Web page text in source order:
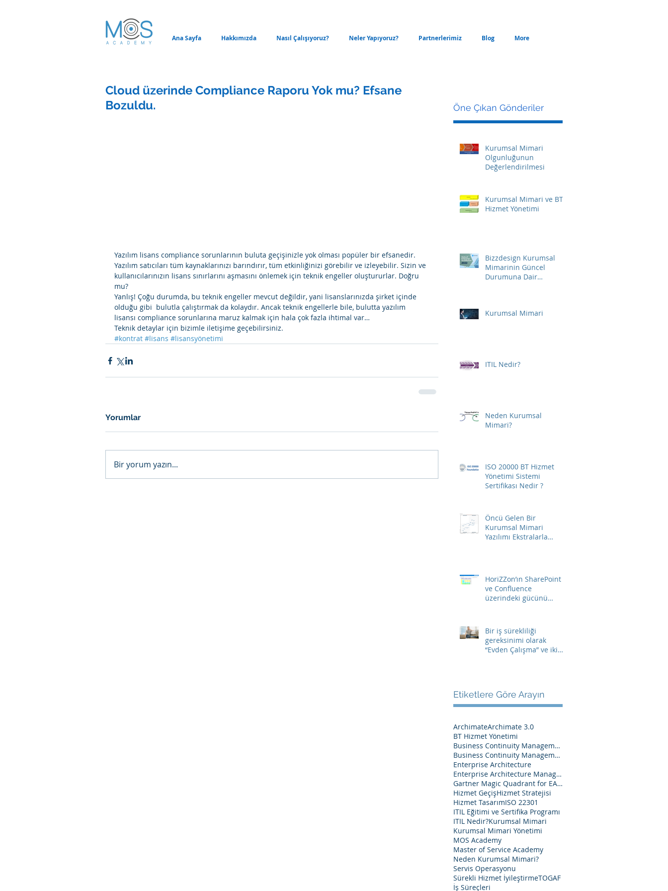
Ana Sayfa Hakkımızda Nasıl Çalışıyoruz? Neler Yapıyoruz? Partnerlerimiz Blog More
Cloud üzerinde Compliance Raporu Yok mu? Efsane
Bozuldu.
Yazılım lisans compliance sorunlarının buluta geçişinizle yok olması popüler bir efsanedir.
Yazılım satıcıları tüm kaynaklarınızı barındırır, tüm etkinliğinizi görebilir ve izleyebilir. Sizin ve
kullanıcılarınızın lisans sınırlarını aşmasını önlemek için teknik engeller oluştururlar. Doğru
mu?
Yanlış! Çoğu durumda, bu teknik engeller mevcut değildir, yani lisanslarınızda şirket içinde
olduğu gibi  bulutla çalıştırmak da kolaydır. Ancak teknik engellerle bile, bulutta yazılım
lisansı compliance sorunlarına maruz kalmak için hala çok fazla ihtimal var…
Teknik detaylar için bizimle iletişime geçebilirsiniz.
#kontrat #lisans #lisansyönetimi
Yorumlar
Bir yorum yazın...
Öne Çıkan Gönderiler
Kurumsal Mimari
Olgunluğunun
Değerlendirilmesi
Kurumsal Mimari ve BT
Hizmet Yönetimi
Bizzdesign Kurumsal
Mimarinin Güncel
Durumuna Dair
Kurumsal Mimari
ITIL Nedir?
Neden Kurumsal
Mimari?
ISO 20000 BT Hizmet
Yönetimi Sistemi
Sertifikası Nedir ?
Öncü Gelen Bir
Kurumsal Mimari
Yazılımı Ekstralarla
HoriZZon’ın SharePoint
ve Confluence
üzerindeki gücünü
Bir iş sürekliliği
gereksinimi olarak
“Evden Çalışma”​ ve iki
Etiketlere Göre Arayın
ArchimateArchimate 3.0
BT Hizmet Yönetimi
Business Continuity Management
Business Continuity Management System
Enterprise Architecture
Enterprise Architecture Management
Gartner Magic Quadrant for EA Tools 2020
Hizmet GeçişHizmet Stratejisi
Hizmet TasarımISO 22301
ITIL Eğitimi ve Sertifika Programı
ITIL Nedir?Kurumsal Mimari
Kurumsal Mimari Yönetimi
MOS Academy
Master of Service Academy
Neden Kurumsal Mimari?
Servis Operasyonu
Sürekli Hizmet İyileştirmeTOGAF
İş Süreçleri